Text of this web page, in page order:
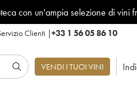
con un'ampia selezione di vini
Clienti |+33 1 56 05 86 10
VENDI I TUOI VINI